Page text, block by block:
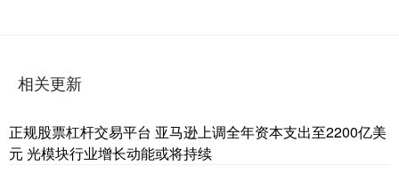
相关更新
正规股票杠杆交易平台 亚马逊上调全年资本支出至2200亿美
元 光模块行业增长动能或将持续